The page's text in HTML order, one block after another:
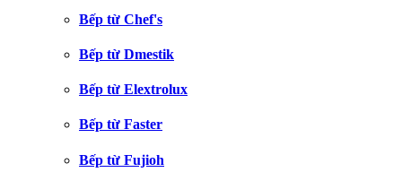
Bếp từ Chef's
Bếp từ Dmestik
Bếp từ Elextrolux
Bếp từ Faster
Bếp từ Fujioh